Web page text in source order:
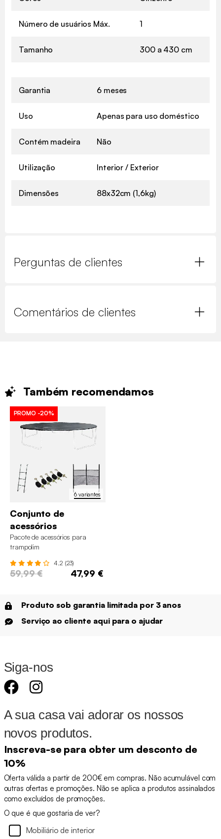
Número de usuários Máx. 1
Tamanho 300 a 430 cm
Garantia 6 meses
Uso Apenas para uso doméstico
Contém madeira Não
Utilização Interior / Exterior
Dimensões 88x32cm (1,6kg)
Perguntas de clientes
Comentários de clientes
Também recomendamos
6 variantes
PROMO -20%
Conjunto de
acessórios
Pacote de acessórios para
trampolim
4.2 (23)
59,99 € 47,99 €
Produto sob garantia limitada por 3 anos
Serviço ao cliente aqui para o ajudar
Siga-nos
A sua casa vai adorar os nossos
novos produtos.
Inscreva-se para obter um desconto de
10%
Oferta válida a partir de 200€ em compras. Não acumulável com
outras ofertas e promoções. Não se aplica a produtos assinalados
como excluídos de promoções.
O que é que gostaria de ver?
Mobiliário de interior